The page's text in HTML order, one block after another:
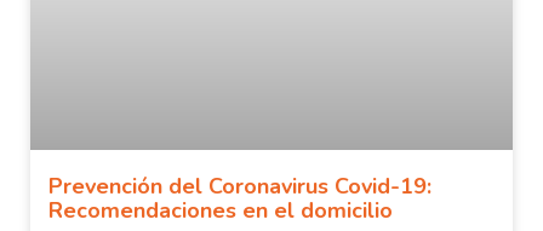
Prevención del Coronavirus Covid-19:
Recomendaciones en el domicilio